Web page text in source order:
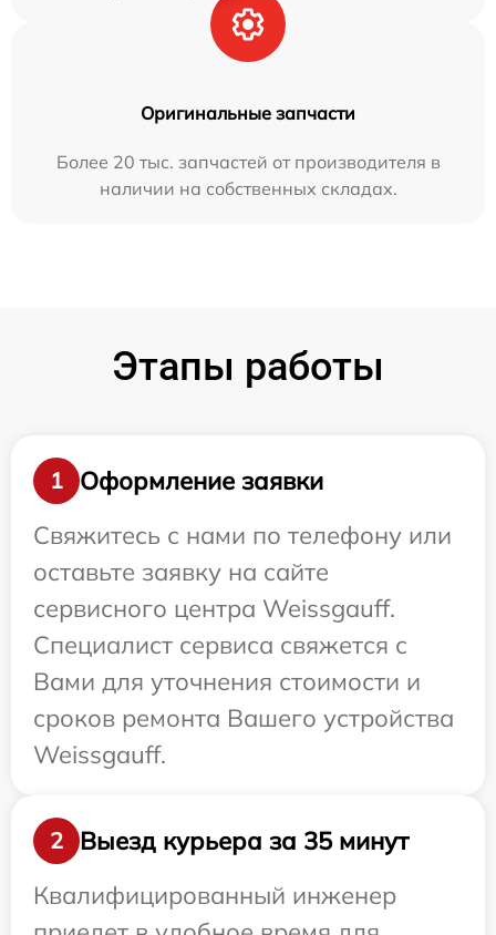
Оригинальные запчасти
Более 20 тыс. запчастей от производителя в
наличии на собственных складах.
Этапы работы
1
Оформление заявки
Свяжитесь с нами по телефону или
оставьте заявку на сайте
сервисного центра Weissgauff.
Специалист сервиса свяжется с
Вами для уточнения стоимости и
сроков ремонта Вашего устройства
Weissgauff.
2
Выезд курьера за 35 минут
Квалифицированный инженер